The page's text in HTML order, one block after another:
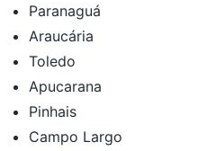
Paranaguá
Araucária
Toledo
Apucarana
Pinhais
Campo Largo